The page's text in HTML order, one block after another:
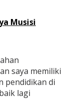
Musisi
saya memiliki
pendidikan di
lagi